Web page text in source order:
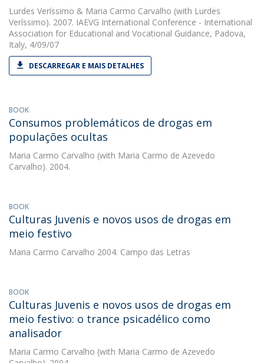
Lurdes Veríssimo & Maria Carmo Carvalho (with Lurdes
Veríssimo). 2007. IAEVG International Conference - International
Association for Educational and Vocational Guidance, Padova,
Italy, 4/09/07
DESCARREGAR E MAIS DETALHES
BOOK
Consumos problemáticos de drogas em
populações ocultas
Maria Carmo Carvalho (with Maria Carmo de Azevedo
Carvalho). 2004.
BOOK
Culturas Juvenis e novos usos de drogas em
meio festivo
Maria Carmo Carvalho 2004. Campo das Letras
BOOK
Culturas Juvenis e novos usos de drogas em
meio festivo: o trance psicadélico como
analisador
Maria Carmo Carvalho (with Maria Carmo de Azevedo